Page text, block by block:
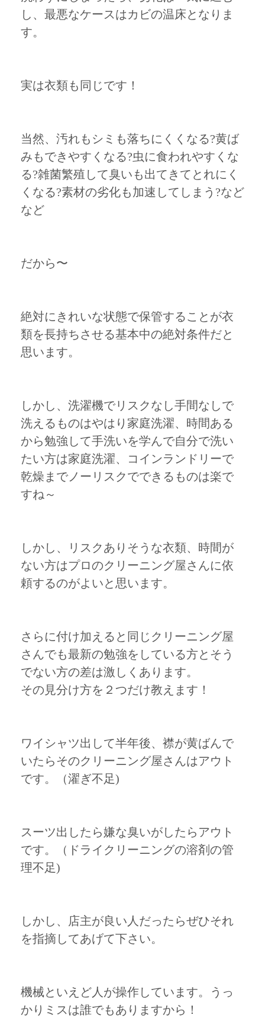
し、最悪なケースはカビの温床となりま
す。
実は衣類も同じです！
当然、汚れもシミも落ちにくくなる?黄ば
みもできやすくなる?虫に食われやすくな
る?雑菌繁殖して臭いも出てきてとれにく
くなる?素材の劣化も加速してしまう?など
など
だから〜
絶対にきれいな状態で保管することが衣
類を長持ちさせる基本中の絶対条件だと
思います。
しかし、洗濯機でリスクなし手間なしで
洗えるものはやはり家庭洗濯、時間ある
から勉強して手洗いを学んで自分で洗い
たい方は家庭洗濯、コインランドリーで
乾燥までノーリスクでできるものは楽で
すね～
しかし、リスクありそうな衣類、時間が
ない方はプロのクリーニング屋さんに依
頼するのがよいと思います。
さらに付け加えると同じクリーニング屋
さんでも最新の勉強をしている方とそう
でない方の差は激しくあります。
その見分け方を２つだけ教えます！
ワイシャツ出して半年後、襟が黄ばんで
いたらそのクリーニング屋さんはアウト
です。（濯ぎ不足)
スーツ出したら嫌な臭いがしたらアウト
です。（ドライクリーニングの溶剤の管
理不足)
しかし、店主が良い人だったらぜひそれ
を指摘してあげて下さい。
機械といえど人が操作しています。うっ
かりミスは誰でもありますから！